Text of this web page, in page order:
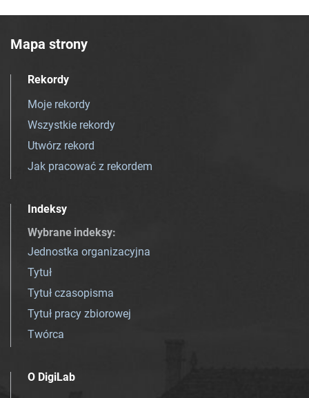
Mapa strony
Rekordy
Moje rekordy
Wszystkie rekordy
Utwórz rekord
Jak pracować z rekordem
Indeksy
Wybrane indeksy:
Jednostka organizacyjna
Tytuł
Tytuł czasopisma
Tytuł pracy zbiorowej
Twórca
O DigiLab